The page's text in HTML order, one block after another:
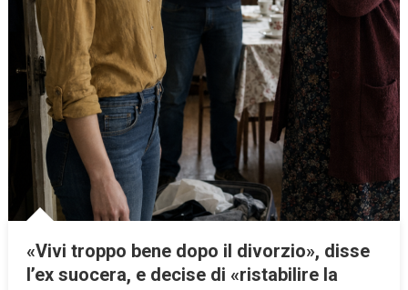
«Vivi troppo bene dopo il divorzio», disse
l’ex suocera, e decise di «ristabilire la